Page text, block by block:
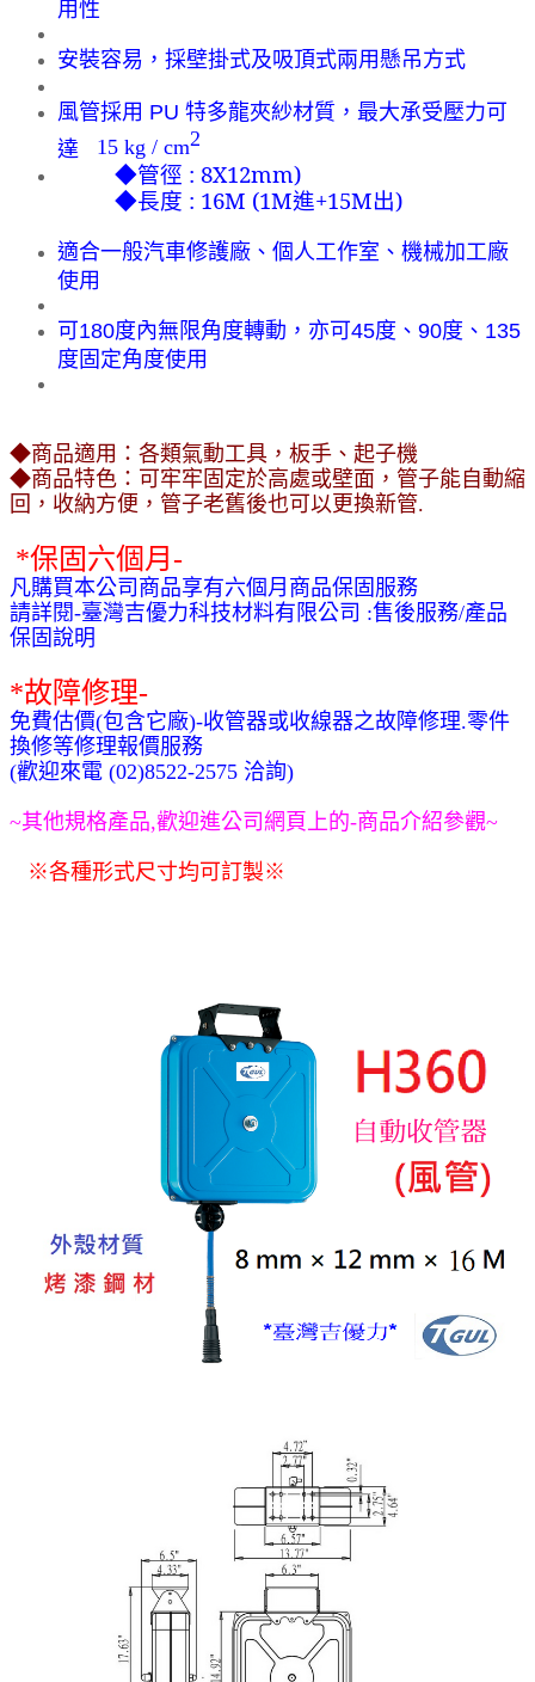
用性
安裝容易，採壁掛式及吸頂式兩用懸吊方式
風管採用 PU 特多龍夾紗材質，最大承受壓力可
達 15 kg / cm2
◆管徑 : 8X12mm)
◆長度 : 16M (1M進+15M出)
適合一般汽車修護廠、個人工作室、機械加工廠
使用
可 180度內無限角度轉動，亦可 45度、 90度、 135
度固定角度使用
◆商品適用：各類氣動工具，板手、起子機
◆商品特色： 可牢牢固定於高處或壁面 ， 管子能自動縮
回 ， 收納方便 ， 管子老舊後也可以更換新管.
*保固六個月-
凡購買本公司商品享有六個月商品保固服務
請詳閱-臺灣吉優力科技材料有限公司 :售後服務/產品
保固說明
*故障修理-
免費估價(包含它廠)-收管器或收線器之故障修理.零件
換修等修理報價服務
(歡迎來電 (02)8522-2575 洽詢)
~其他規格產品,歡迎進公司網頁上的-商品介紹參觀~
※各種形式尺寸均可訂製※